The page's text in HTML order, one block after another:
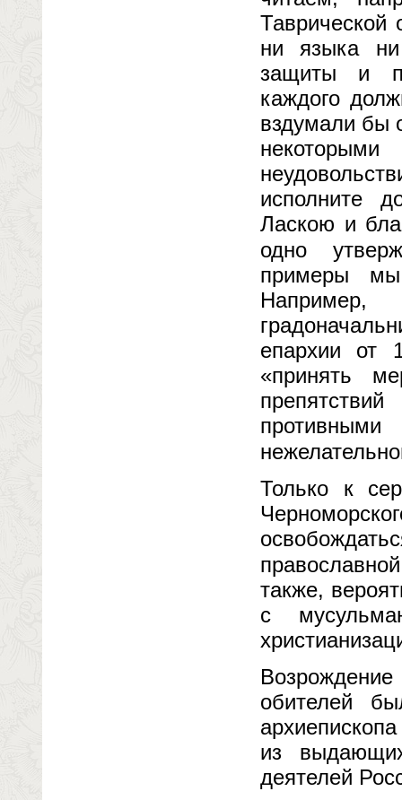
Таврической
ни языка
защиты и
каждого
вздумали бы
исполните
Ласкою и
одно
примеры мы
Например,
епархии от
«принять
Только к
также,
с
обителей
из
деятелей